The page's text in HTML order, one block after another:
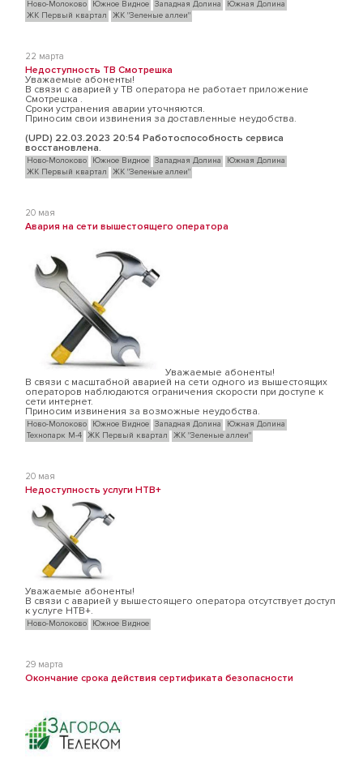
Ново-Молоково Южное Видное Западная Долина
Южная Долина
ЖК Первый квартал
ЖК "Зеленые аллеи"
22 марта
Недоступность ТВ Смотрешка
Уважаемые абоненты!
В связи с аварией у ТВ оператора не работает приложение
Смотрешка .
Cроки устранения аварии уточняются.
Приносим свои извинения за доставленные неудобства.
(UPD) 22.03.2023 20:54 Работоспособность сервиса
восстановлена.
Ново-Молоково Южное Видное Западная Долина
Южная Долина
ЖК Первый квартал
ЖК "Зеленые аллеи"
20 мая
Авария на сети вышестоящего оператора
Уважаемые абоненты!
В связи с масштабной аварией на сети одного из вышестоящих
операторов наблюдаются ограничения скорости при доступе к
сети интернет.
Приносим извинения за возможные неудобства.
Ново-Молоково Южное Видное Западная Долина
Южная Долина
Технопарк М-4 ЖК Первый квартал ЖК "Зеленые аллеи"
20 мая
Недоступность услуги НТВ+
Уважаемые абоненты!
В связи с аварией у вышестоящего оператора отсутствует доступ
к услуге НТВ+.
Ново-Молоково Южное Видное
29 марта
Окончание срока действия сертификата безопасности